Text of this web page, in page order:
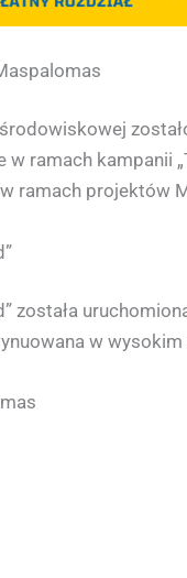
ramach kampanii
ramach projektów
została
w